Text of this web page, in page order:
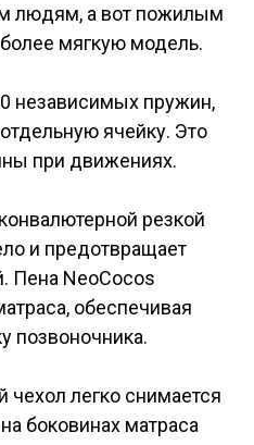
людям, а вот пожилым
мягкую модель.
независимых пружин,
ячейку. Это
при движениях.
резкой
и предотвращает
Пена NeoCocos
обеспечивая
позвоночника.
легко снимается
боковинах матраса